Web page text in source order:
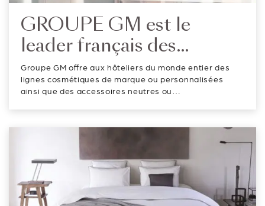
GROUPE GM est le
leader français des
produits d’accueil depuis
plus de 50 ans
Groupe GM offre aux hôteliers du monde entier des
lignes cosmétiques de marque ou personnalisées
ainsi que des accessoires neutres ou
GROUPE GM a fait de l’eco-conception sa priorité et